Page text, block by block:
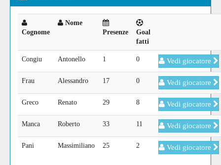
Cognome
Nome
Presenze
Goal
fatti
Congiu Antonello 1 0 Vedi giocatore
Frau Alessandro 17 0 Vedi giocatore
Greco Renato 29 8 Vedi giocatore
Manca Roberto 33 11 Vedi giocatore
Pani Massimiliano 25 2 Vedi giocatore